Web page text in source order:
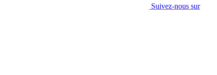
Suivez-nous sur